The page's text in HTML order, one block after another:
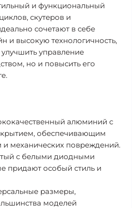
и функциональный
скутеров и
сочетают в себе
и высокую технологичность,
управление
но и повысить его
алюминий с
обеспечивающим
и механических повреждений.
с белыми диодными
придают особый стиль и
размеры,
моделей